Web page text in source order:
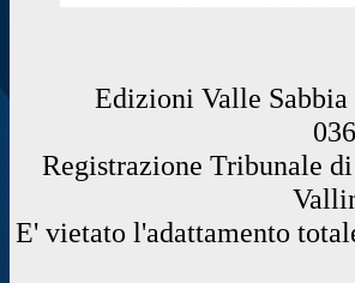
Edizioni Valle Sabbia
Registrazione Tribunale
E' vietato l'adattamento